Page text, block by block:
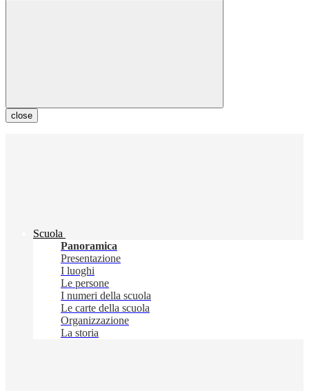
close
Scuola
Panoramica
Presentazione
I luoghi
Le persone
I numeri della scuola
Le carte della scuola
Organizzazione
La storia